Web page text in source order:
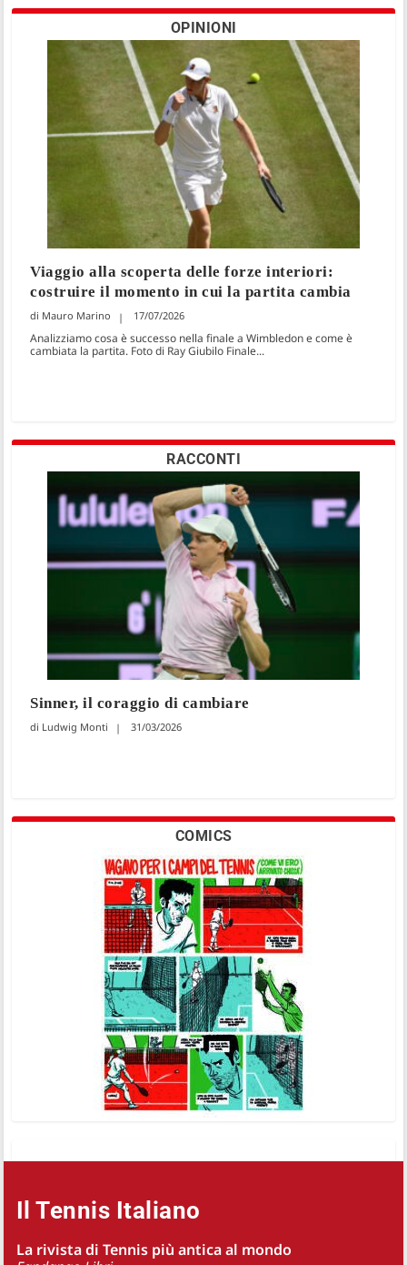
OPINIONI
Viaggio alla scoperta delle forze interiori:
costruire il momento in cui la partita cambia
Mauro Marino 17/07/2026
Analizziamo cosa è successo nella finale a Wimbledon e come è
cambiata la partita. Foto di Ray Giubilo Finale...
RACCONTI
Sinner, il coraggio di cambiare
Ludwig Monti 31/03/2026
COMICS
Il Tennis Italiano
La rivista di Tennis più antica al mondo